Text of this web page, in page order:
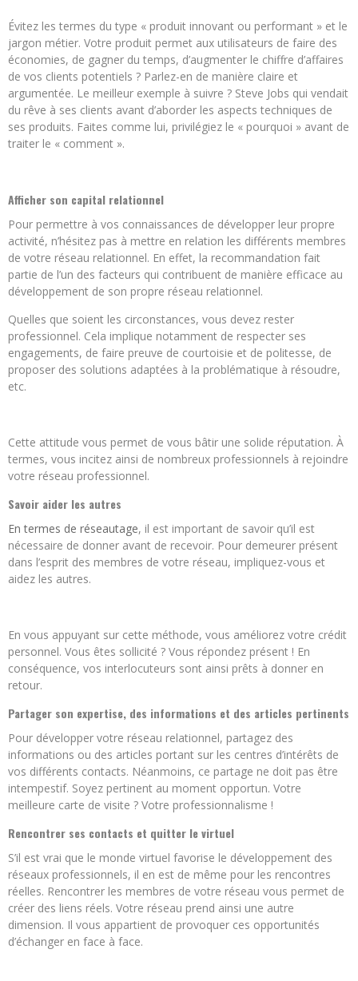
Évitez les termes du type « produit innovant ou performant » et le
jargon métier. Votre produit permet aux utilisateurs de faire des
économies, de gagner du temps, d’augmenter le chiffre d’affaires
de vos clients potentiels ? Parlez-en de manière claire et
argumentée. Le meilleur exemple à suivre ? Steve Jobs qui vendait
du rêve à ses clients avant d’aborder les aspects techniques de
ses produits. Faites comme lui, privilégiez le « pourquoi » avant de
traiter le « comment ».
Afficher son capital relationnel
Pour permettre à vos connaissances de développer leur propre
activité, n’hésitez pas à mettre en relation les différents membres
de votre réseau relationnel. En effet, la recommandation fait
partie de l’un des facteurs qui contribuent de manière efficace au
développement de son propre réseau relationnel.
Quelles que soient les circonstances, vous devez rester
professionnel. Cela implique notamment de respecter ses
engagements, de faire preuve de courtoisie et de politesse, de
proposer des solutions adaptées à la problématique à résoudre,
etc.
Cette attitude vous permet de vous bâtir une solide réputation. À
termes, vous incitez ainsi de nombreux professionnels à rejoindre
votre réseau professionnel.
Savoir aider les autres
En termes de réseautage, il est important de savoir qu’il est
nécessaire de donner avant de recevoir. Pour demeurer présent
dans l’esprit des membres de votre réseau, impliquez-vous et
aidez les autres.
En vous appuyant sur cette méthode, vous améliorez votre crédit
personnel. Vous êtes sollicité ? Vous répondez présent ! En
conséquence, vos interlocuteurs sont ainsi prêts à donner en
retour.
Partager son expertise, des informations et des articles pertinents
Pour développer votre réseau relationnel, partagez des
informations ou des articles portant sur les centres d’intérêts de
vos différents contacts. Néanmoins, ce partage ne doit pas être
intempestif. Soyez pertinent au moment opportun. Votre
meilleure carte de visite ? Votre professionnalisme !
Rencontrer ses contacts et quitter le virtuel
S’il est vrai que le monde virtuel favorise le développement des
réseaux professionnels, il en est de même pour les rencontres
réelles. Rencontrer les membres de votre réseau vous permet de
créer des liens réels. Votre réseau prend ainsi une autre
dimension. Il vous appartient de provoquer ces opportunités
d’échanger en face à face.